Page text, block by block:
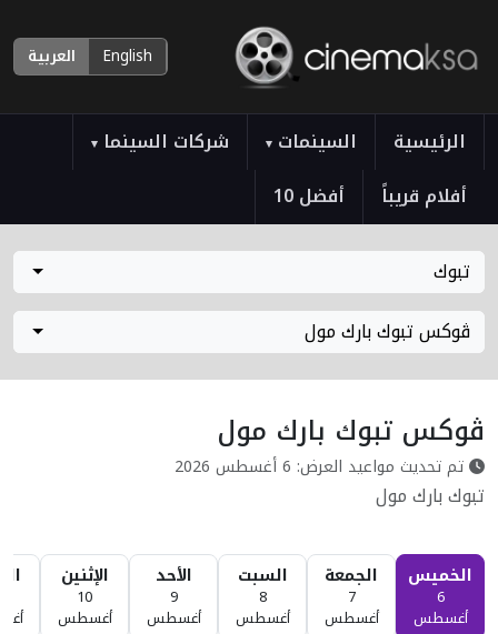
English العربية
الرئيسية السينمات ▾ شركات السينما ▾
أفلام قريباً أفضل 10
تبوك
ڤوكس تبوك بارك مول
ڤوكس تبوك بارك مول
تم تحديث مواعيد العرض: 6 أغسطس 2026
تبوك بارك مول
الخميس
6
أغسطس
الجمعة
7
أغسطس
السبت
8
أغسطس
الأحد
9
أغسطس
الإثنين
10
أغسطس